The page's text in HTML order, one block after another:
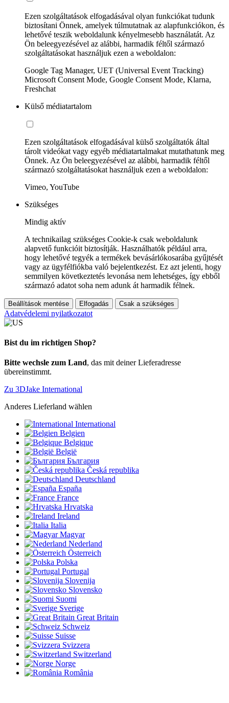
Ezen szolgáltatások elfogadásával olyan funkciókat tudunk
biztosítani Önnek, amelyek túlmutatnak az alapfunkciókon, és
lehetővé teszik weboldalunk kényelmesebb használatát. Az
Ön beleegyezésével az alábbi, harmadik féltől származó
szolgáltatásokat használjuk ezen a weboldalon:
Google Tag Manager, UET (Universal Event Tracking)
Microsoft Consent Mode, Google Consent Mode, Klarna,
Freshchat
Külső médiatartalom
Ezen szolgáltatások elfogadásával külső szolgáltatók által
tárolt videókat vagy egyéb médiatartalmakat mutathatunk meg
Önnek. Az Ön beleegyezésével az alábbi, harmadik féltől
származó szolgáltatásokat használjuk ezen a weboldalon:
Vimeo, YouTube
Szükséges
Mindig aktív
A technikailag szükséges Cookie-k csak weboldalunk
alapvető funkcióit biztosítják. Használhatók például arra,
hogy lehetővé tegyék a termékek bevásárlókosarába gyűjtését
vagy az ügyfélfiókba való bejelentkezést. Ez azt jelenti, hogy
semmilyen következtetés levonása nem lehetséges, így ebből
származó adatot soha nem adunk át harmadik félnek.
Beállítások mentése Elfogadás Csak a szükséges
Adatvédelemi nyilatkozatot
Bist du im richtigen Shop?
Bitte wechsle zum Land, das mit deiner Lieferadresse
übereinstimmt.
Zu 3DJake International
Anderes Lieferland wählen
International
Belgien
Belgique
België
България
Česká republika
Deutschland
España
France
Hrvatska
Ireland
Italia
Magyar
Nederland
Österreich
Polska
Portugal
Slovenija
Slovensko
Suomi
Sverige
Great Britain
Schweiz
Suisse
Svizzera
Switzerland
Norge
România